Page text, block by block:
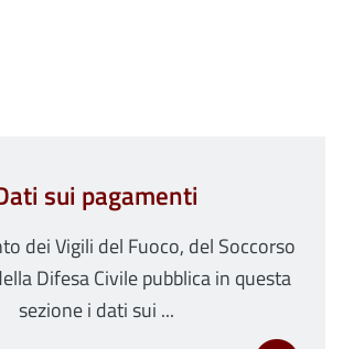
sui pagamenti
dei Vigili del Fuoco, del Soccorso
Difesa Civile pubblica in questa
sezione i dati sui ...